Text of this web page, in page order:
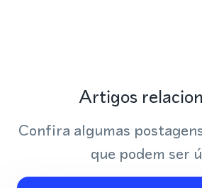
Artigos
Confira algumas
que podem ser